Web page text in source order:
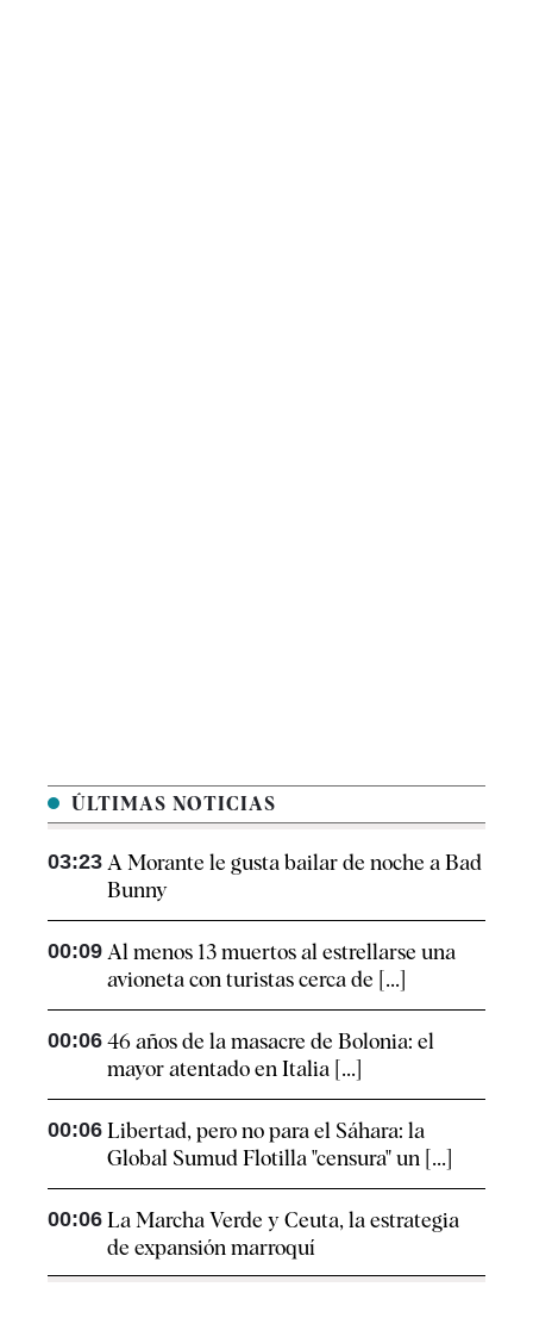
ÚLTIMAS NOTICIAS
03:23 A Morante le gusta bailar de noche a Bad
Bunny
00:09 Al menos 13 muertos al estrellarse una
avioneta con turistas cerca de [...]
00:06 46 años de la masacre de Bolonia: el
mayor atentado en Italia [...]
00:06 Libertad, pero no para el Sáhara: la
Global Sumud Flotilla "censura" un [...]
00:06 La Marcha Verde y Ceuta, la estrategia
de expansión marroquí